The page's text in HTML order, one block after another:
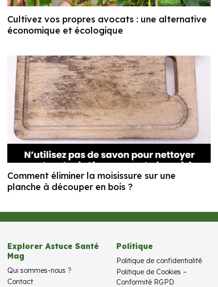
Cultivez vos propres avocats : une alternative
économique et écologique
Comment éliminer la moisissure sur une
planche à découper en bois ?
Explorer Astuce Santé
Mag
Qui sommes-nous ?
Contact
Politique
Politique de confidentialité
Politique de Cookies –
Conformité RGPD